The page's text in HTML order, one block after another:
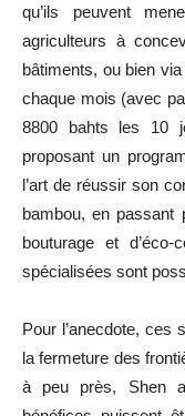
qu’ils peuvent
agriculteurs à
bâtiments, ou bien
chaque mois (avec
8800 bahts les 10
proposant un
l’art de réussir son
bambou, en passant
bouturage et d’éco-
spécialisées sont
Pour l’anecdote, ces
la fermeture des
à peu près, Shen